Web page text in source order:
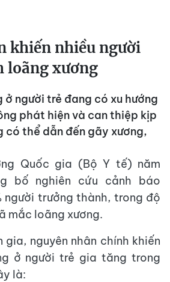
khiến nhiều người
loãng xương
ở người trẻ đang có xu hướng
phát hiện và can thiệp kịp
có thể dẫn đến gãy xương,
Quốc gia (Bộ Y tế) năm
bố nghiên cứu cảnh báo
người trưởng thành, trong độ
mắc loãng xương​.
gia, nguyên nhân chính khiến
ở người trẻ gia tăng trong
là: